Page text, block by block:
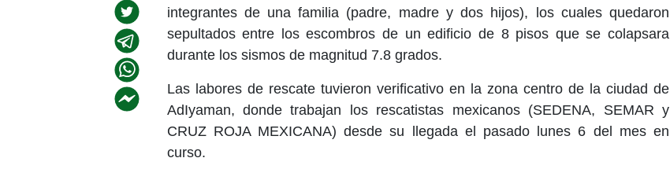
integrantes de una familia (padre, madre y dos hijos), los cuales quedaron
sepultados entre los escombros de un edificio de 8 pisos que se colapsara
durante los sismos de magnitud 7.8 grados.
Las labores de rescate tuvieron verificativo en la zona centro de la ciudad de
AdIyaman, donde trabajan los rescatistas mexicanos (SEDENA, SEMAR y
CRUZ ROJA MEXICANA) desde su llegada el pasado lunes 6 del mes en
curso.